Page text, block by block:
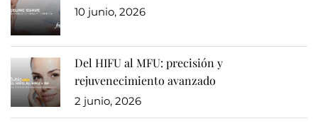
10 junio, 2026
Del HIFU al MFU: precisión y
rejuvenecimiento avanzado
2 junio, 2026